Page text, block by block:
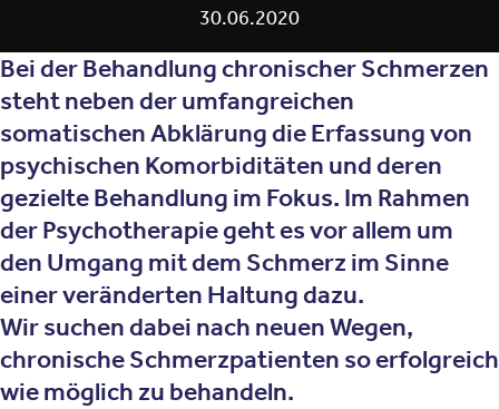
30.06.2020
Bei der Behandlung chronischer Schmerzen
steht neben der umfangreichen
somatischen Abklärung die Erfassung von
psychischen Komorbiditäten und deren
gezielte Behandlung im Fokus. Im Rahmen
der Psychotherapie geht es vor allem um
den Umgang mit dem Schmerz im Sinne
einer veränderten Haltung dazu.
Wir suchen dabei nach neuen Wegen,
chronische Schmerzpatienten so erfolgreich
wie möglich zu behandeln.